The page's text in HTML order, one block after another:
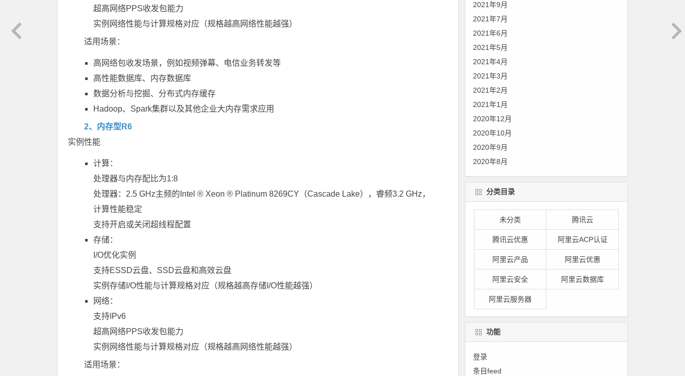
超高网络PPS收发包能力
实例网络性能与计算规格对应（规格越高网络性能越强）
适用场景：
高网络包收发场景，例如视频弹幕、电信业务转发等
高性能数据库、内存数据库
数据分析与挖掘、分布式内存缓存
Hadoop、Spark集群以及其他企业大内存需求应用
2、内存型R6
实例性能
计算：
处理器与内存配比为1:8
处理器：2.5 GHz主频的Intel ® Xeon ® Platinum 8269CY（Cascade Lake），睿频3.2 GHz，
计算性能稳定
支持开启或关闭超线程配置
存储：
I/O优化实例
支持ESSD云盘、SSD云盘和高效云盘
实例存储I/O性能与计算规格对应（规格越高存储I/O性能越强）
网络：
支持IPv6
超高网络PPS收发包能力
实例网络性能与计算规格对应（规格越高网络性能越强）
适用场景：
2021年9月
2021年7月
2021年6月
2021年5月
2021年4月
2021年3月
2021年2月
2021年1月
2020年12月
2020年10月
2020年9月
2020年8月
分类目录
未分类 腾讯云
腾讯云优惠 阿里云ACP认证
阿里云产品 阿里云优惠
阿里云安全 阿里云数据库
阿里云服务器
功能
登录
条目feed